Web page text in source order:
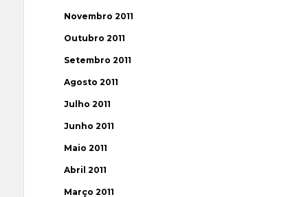
Novembro 2011
Outubro 2011
Setembro 2011
Agosto 2011
Julho 2011
Junho 2011
Maio 2011
Abril 2011
Março 2011